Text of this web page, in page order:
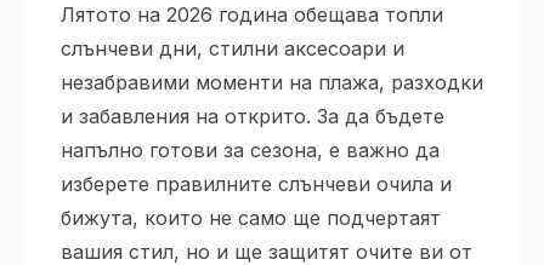
Лятото на 2026 година обещава топли
слънчеви дни, стилни аксесоари и
незабравими моменти на плажа, разходки
и забавления на открито. За да бъдете
напълно готови за сезона, е важно да
изберете правилните слънчеви очила и
бижута, които не само ще подчертаят
вашия стил, но и ще защитят очите ви от